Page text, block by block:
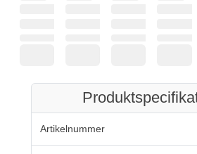
Artikelnummer